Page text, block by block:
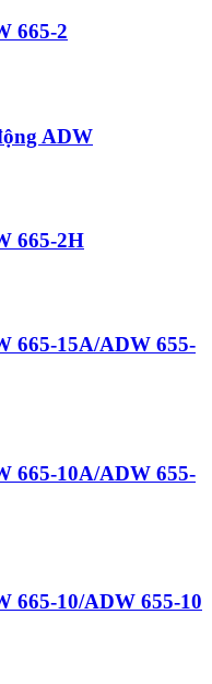
665-2
ADW
665-2H
665-15A/ADW 655-
665-10A/ADW 655-
665-10/ADW 655-10